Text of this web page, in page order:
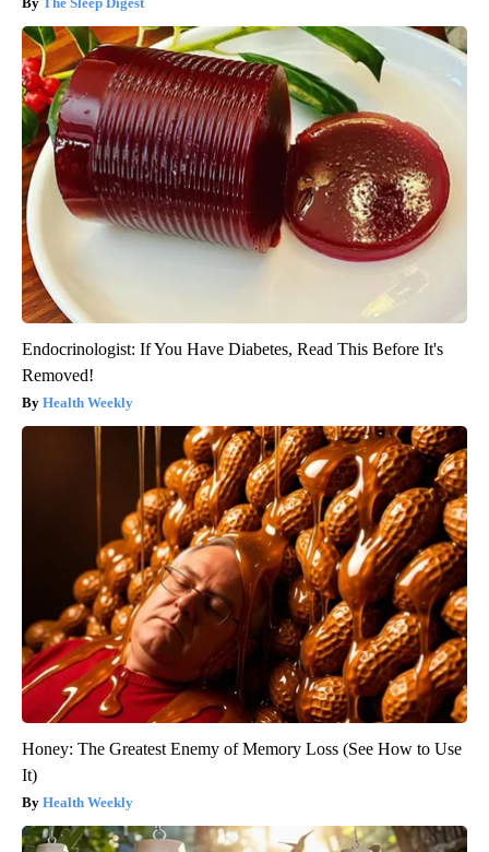
Endocrinologist: If You Have Diabetes, Read This Before It's
Removed!
Health Weekly
Honey: The Greatest Enemy of Memory Loss (See How to Use
It)
Health Weekly